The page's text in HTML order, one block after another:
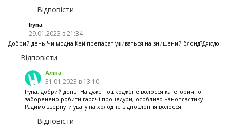
Відповісти
Iryna
29.01.2023 в 21:34
Добрий день.Чи модна Кей препарат уживаться на знищений блонд?Дякую
Відповісти
Аліна
31.01.2023 в 13:10
Iryna, добрий день. На дуже пошкоджене волосся категорично
заборенено робити гарячі процедури, особливо нанопластику.
Радимо звернути увагу на холодне відновлення волосся.
Відповісти